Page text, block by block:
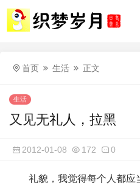
首页 生活 正文
生活
又见无礼人，拉黑
2012-01-08 172 0
礼貌，我觉得每个人都应